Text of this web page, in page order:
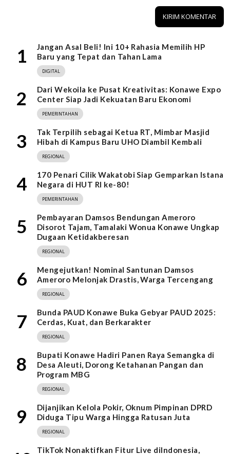
1
Jangan Asal Beli! Ini 10+ Rahasia Memilih HP
Baru yang Tepat dan Tahan Lama
DIGITAL
2
Dari Wekoila ke Pusat Kreativitas: Konawe Expo
Center Siap Jadi Kekuatan Baru Ekonomi
PEMERINTAHAN
3
Tak Terpilih sebagai Ketua RT, Mimbar Masjid
Hibah di Kampus Baru UHO Diambil Kembali
REGIONAL
4
170 Penari Cilik Wakatobi Siap Gemparkan Istana
Negara di HUT RI ke-80!
PEMERINTAHAN
5
Pembayaran Damsos Bendungan Ameroro
Disorot Tajam, Tamalaki Wonua Konawe Ungkap
Dugaan Ketidakberesan
REGIONAL
6
Mengejutkan! Nominal Santunan Damsos
Ameroro Melonjak Drastis, Warga Tercengang
REGIONAL
7
Bunda PAUD Konawe Buka Gebyar PAUD 2025:
Cerdas, Kuat, dan Berkarakter
REGIONAL
8
Bupati Konawe Hadiri Panen Raya Semangka di
Desa Aleuti, Dorong Ketahanan Pangan dan
Program MBG
REGIONAL
9
Dijanjikan Kelola Pokir, Oknum Pimpinan DPRD
Diduga Tipu Warga Hingga Ratusan Juta
REGIONAL
TikTok Nonaktifkan Fitur Live diIndonesia,